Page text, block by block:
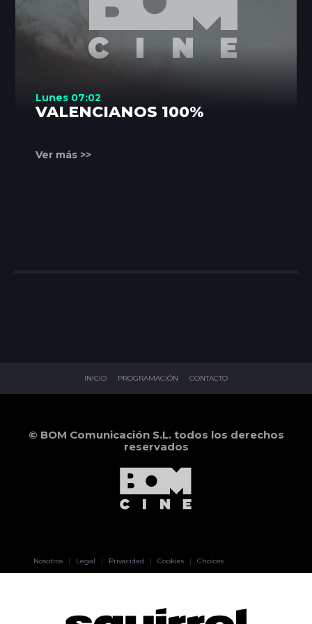
Lunes 07:02
VALENCIANOS 100%
Ver más >>
INICIO PROGRAMACIÓN CONTACTO
© BOM Comunicación S.L. todos los derechos
reservados
Nosotros | Legal | Privacidad | Cookies | Choices